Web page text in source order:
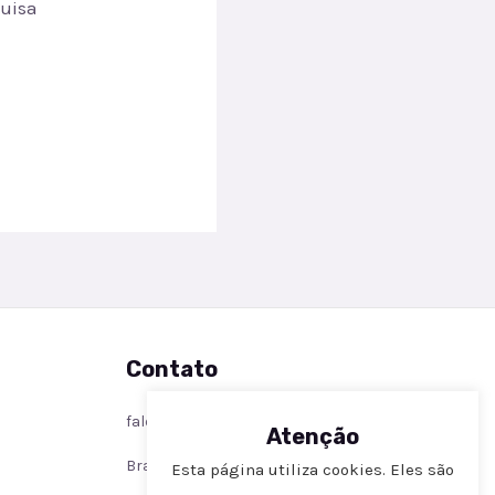
Contato
faleconosco@metamodelando.com
Brasil
Atenção
Esta página utiliza cookies. Eles são